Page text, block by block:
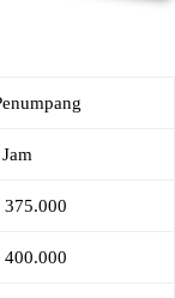
375.000
400.000